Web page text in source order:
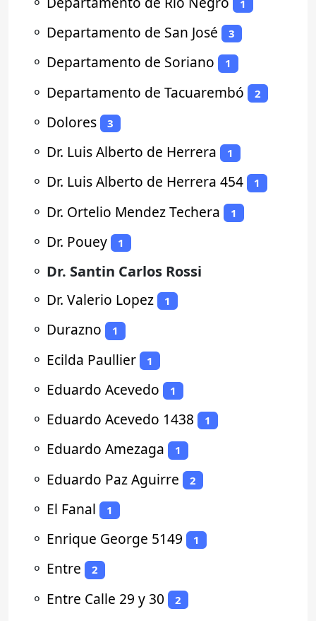
1
⚬ Departamento de San José 3
⚬ Departamento de Soriano 1
⚬ Departamento de Tacuarembó 2
⚬ Dolores 3
⚬ Dr. Luis Alberto de Herrera 1
⚬ Dr. Luis Alberto de Herrera 454 1
⚬ Dr. Ortelio Mendez Techera 1
⚬ Dr. Pouey 1
⚬ Dr. Santin Carlos Rossi
⚬ Dr. Valerio Lopez 1
⚬ Durazno 1
⚬ Ecilda Paullier 1
⚬ Eduardo Acevedo 1
⚬ Eduardo Acevedo 1438 1
⚬ Eduardo Amezaga 1
⚬ Eduardo Paz Aguirre 2
⚬ El Fanal 1
⚬ Enrique George 5149 1
⚬ Entre 2
⚬ Entre Calle 29 y 30 2